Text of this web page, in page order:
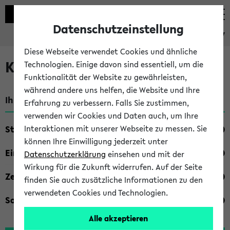
eKVV
Kombisuche im eKVV
Ihre Suchkriterien:
Studienfach
Einrichtung
Zeiten
Sonstiges
Datenschutzeinstellung
Diese Webseite verwendet Cookies und ähnliche
Technologien. Einige davon sind essentiell, um die
Funktionalität der Website zu gewährleisten,
während andere uns helfen, die Website und Ihre
Erfahrung zu verbessern. Falls Sie zustimmen,
verwenden wir Cookies und Daten auch, um Ihre
Interaktionen mit unserer Webseite zu messen. Sie
können Ihre Einwilligung jederzeit unter
Datenschutzerklärung einsehen und mit der
Wirkung für die Zukunft widerrufen. Auf der Seite
finden Sie auch zusätzliche Informationen zu den
verwendeten Cookies und Technologien.
Alle akzeptieren